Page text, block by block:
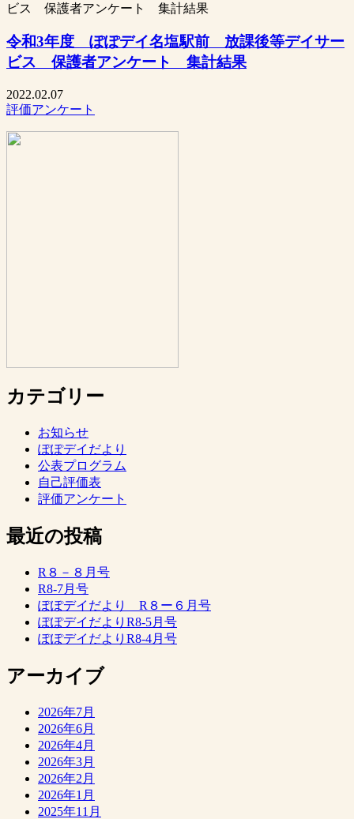
ビス 保護者アンケート 集計結果
令和3年度 ぽぽデイ名塩駅前 放課後等デイサー
ビス 保護者アンケート 集計結果
2022.02.07
評価アンケート
カテゴリー
お知らせ
ぽぽデイだより
公表プログラム
自己評価表
評価アンケート
最近の投稿
R８－８月号
R8-7月号
ぽぽデイだより R８ー６月号
ぽぽデイだよりR8-5月号
ぽぽデイだよりR8-4月号
アーカイブ
2026年7月
2026年6月
2026年4月
2026年3月
2026年2月
2026年1月
2025年11月